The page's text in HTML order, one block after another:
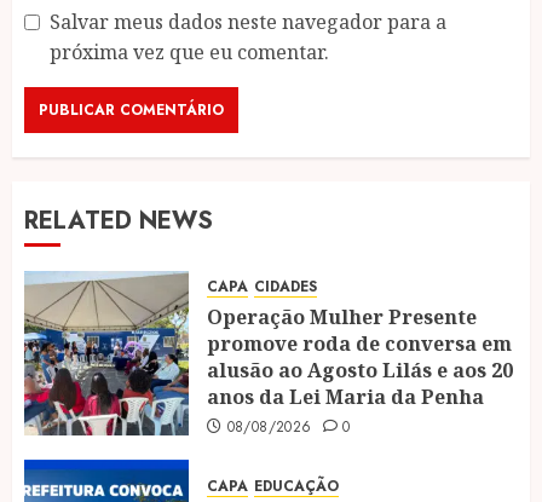
Salvar meus dados neste navegador para a
próxima vez que eu comentar.
RELATED NEWS
CAPA CIDADES
Operação Mulher Presente
promove roda de conversa em
alusão ao Agosto Lilás e aos 20
anos da Lei Maria da Penha
08/08/2026 0
CAPA EDUCAÇÃO